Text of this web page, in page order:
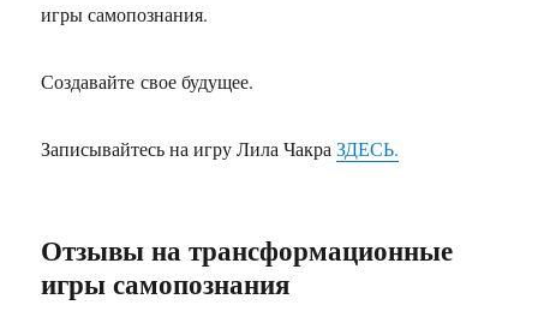
игры самопознания.
Создавайте свое будущее.
Записывайтесь на игру Лила ЧакраЗДЕСЬ.
Отзывы на трансформационные
игры самопознания